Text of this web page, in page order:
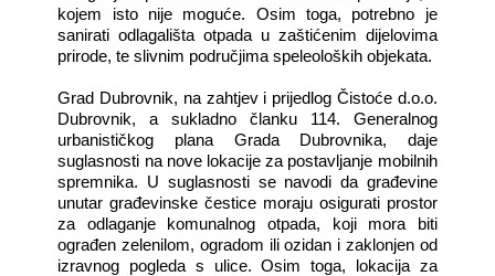
kojem isto nije moguće. Osim toga, potrebno je
sanirati odlagališta otpada u zaštićenim dijelovima
prirode, te slivnim područjima speleoloških objekata.
Grad Dubrovnik, na zahtjev i prijedlog Čistoće d.o.o.
Dubrovnik, a sukladno članku 114. Generalnog
urbanističkog plana Grada Dubrovnika, daje
suglasnosti na nove lokacije za postavljanje mobilnih
spremnika. U suglasnosti se navodi da građevine
unutar građevinske čestice moraju osigurati prostor
za odlaganje komunalnog otpada, koji mora biti
ograđen zelenilom, ogradom ili ozidan i zaklonjen od
izravnog pogleda s ulice. Osim toga, lokacija za